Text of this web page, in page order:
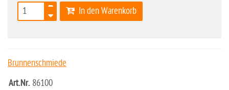
In den Warenkorb
Brunnenschmiede
Art.Nr. 86100